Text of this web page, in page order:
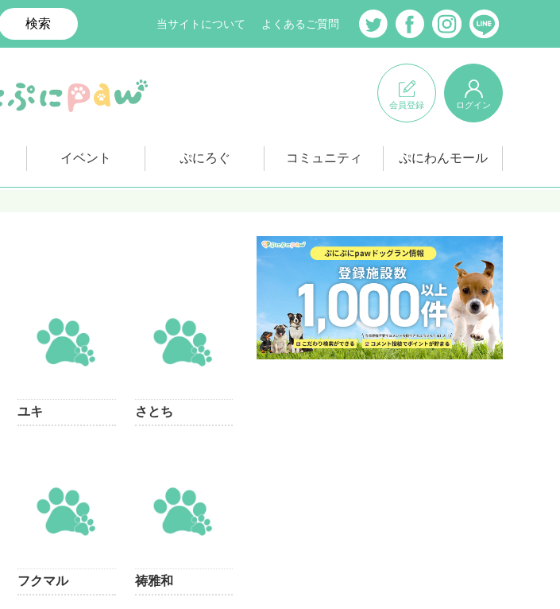
検索 当サイトについて よくあるご質問
会員登録 ログイン
イベント ぷにろぐ コミュニティ ぷにわんモール
ユキ さとち
フクマル 祷雅和